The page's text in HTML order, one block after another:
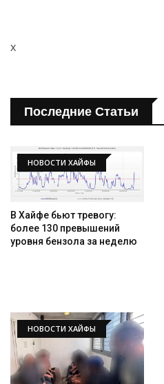
x
Последние Статьи
НОВОСТИ ХАЙФЫ
В Хайфе бьют тревогу:
более 130 превышений
уровня бензола за неделю
НОВОСТИ ХАЙФЫ